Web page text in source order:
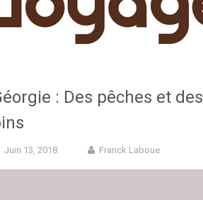
: Des pêches et des
Juin 13, 2018 Franck Laboue